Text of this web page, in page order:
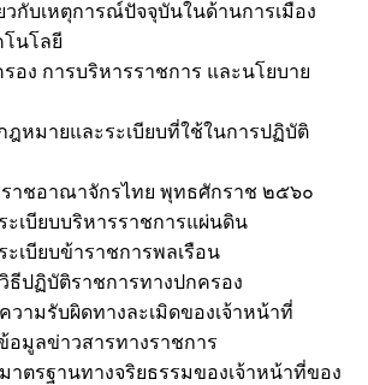
วกับเหตุการณ์ปัจจุบันในด้านการเมือง
โนโลยี
อง การบริหารราชการ และนโยบาย
ฎหมายและระเบียบที่ใช้ในการปฏิบัติ
าชอาณาจักรไทย พุทธศักราช ๒๕๖๐
ะเบียบบริหารราชการแผ่นดิน
เบียบข้าราชการพลเรือน
ธีปฏิบัติราชการทางปกครอง
ามรับผิดทางละเมิดของเจ้าหน้าที่
อมูลข่าวสารทางราชการ
าตรฐานทางจริยธรรมของเจ้าหน้าที่ของ